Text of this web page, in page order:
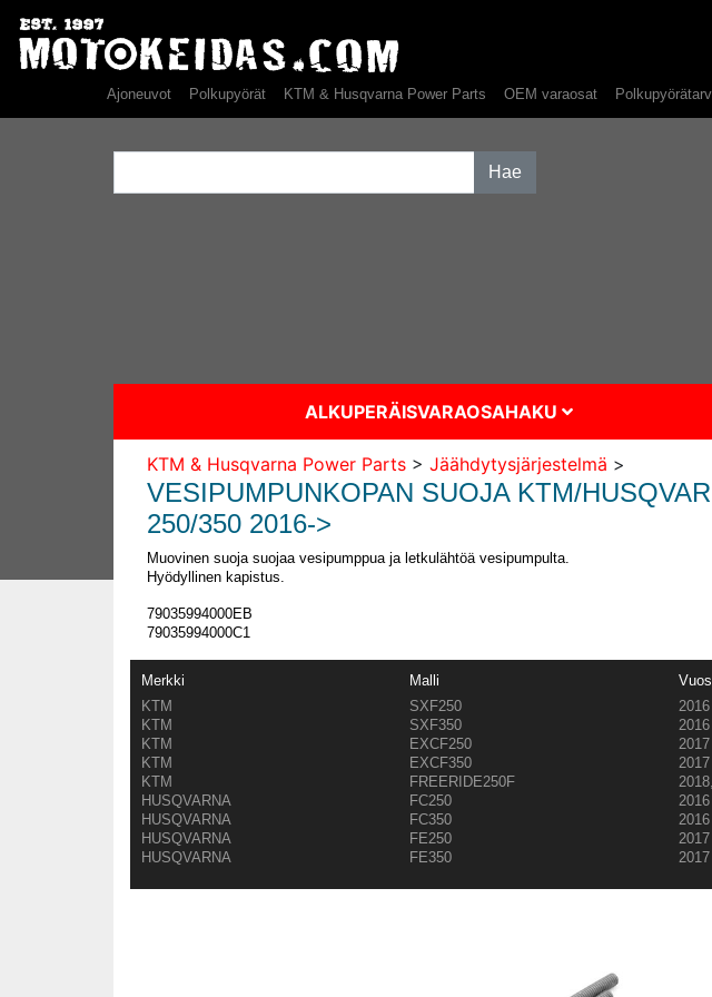
Ajoneuvot Polkupyörät KTM & Husqvarna Power Parts OEM varaosat
ALKUPERÄISVARAOSAHAKU
KTM & Husqvarna Power Parts > Jäähdytysjärjestelmä >
VESIPUMPUNKOPAN SUOJA KTM/
250/350 2016->
Muovinen suoja suojaa vesipumppua ja letkulähtöä vesipumpulta.
Hyödyllinen kapistus.
79035994000EB
79035994000C1
Merkki Malli
KTM
SXF250
KTM
SXF350
KTM
EXCF250
KTM
EXCF350
KTM
FREERIDE250F
HUSQVARNA
FC250
HUSQVARNA
FC350
HUSQVARNA
FE250
HUSQVARNA
FE350